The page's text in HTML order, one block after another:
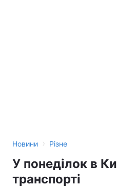
Новини › Різне
У понеділок в
транспорті